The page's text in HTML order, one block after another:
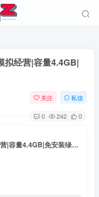
拟经营|容量4.4GB|
关注 私信
0 242 0
地铁模拟 Build.20230113|模拟经营|容量4.4GB|免安装绿色中文版